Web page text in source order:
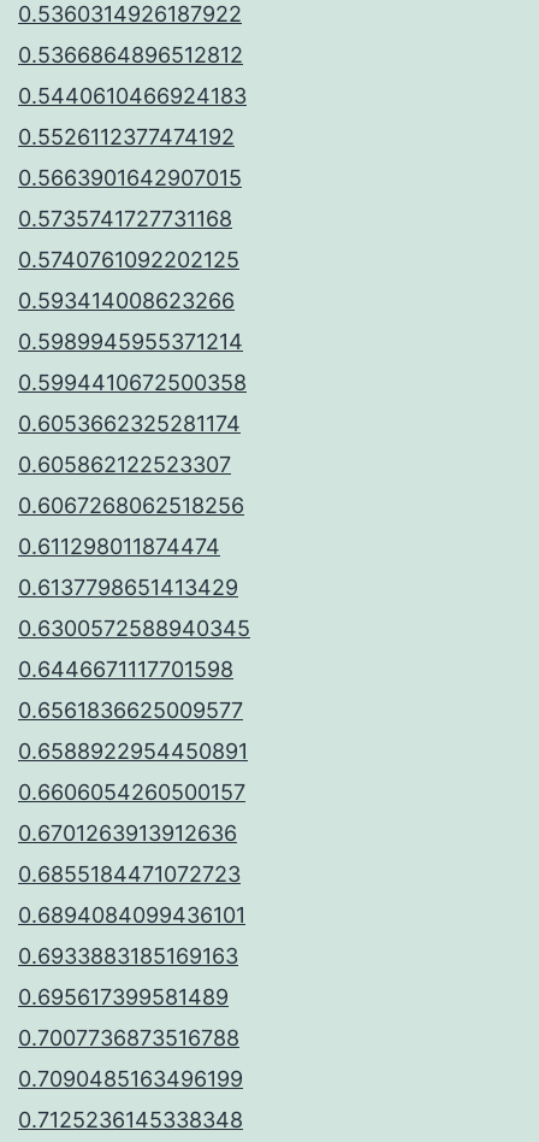
0.5360314926187922
0.5366864896512812
0.5440610466924183
0.5526112377474192
0.5663901642907015
0.5735741727731168
0.5740761092202125
0.593414008623266
0.5989945955371214
0.5994410672500358
0.6053662325281174
0.605862122523307
0.6067268062518256
0.611298011874474
0.6137798651413429
0.6300572588940345
0.6446671117701598
0.6561836625009577
0.6588922954450891
0.6606054260500157
0.6701263913912636
0.6855184471072723
0.6894084099436101
0.6933883185169163
0.695617399581489
0.7007736873516788
0.7090485163496199
0.7125236145338348